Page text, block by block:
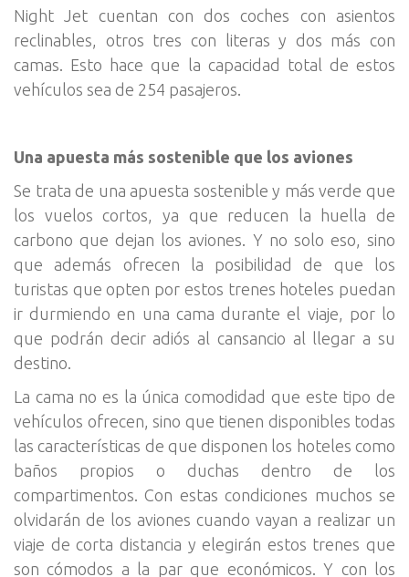
Night Jet cuentan con dos coches con asientos
reclinables, otros tres con literas y dos más con
camas. Esto hace que la capacidad total de estos
vehículos sea de 254 pasajeros.
Una apuesta más sostenible que los aviones
Se trata de una apuesta sostenible y más verde que
los vuelos cortos, ya que reducen la huella de
carbono que dejan los aviones. Y no solo eso, sino
que además ofrecen la posibilidad de que los
turistas que opten por estos trenes hoteles puedan
ir durmiendo en una cama durante el viaje, por lo
que podrán decir adiós al cansancio al llegar a su
destino.
La cama no es la única comodidad que este tipo de
vehículos ofrecen, sino que tienen disponibles todas
las características de que disponen los hoteles como
baños propios o duchas dentro de los
compartimentos. Con estas condiciones muchos se
olvidarán de los aviones cuando vayan a realizar un
viaje de corta distancia y elegirán estos trenes que
son cómodos a la par que económicos. Y con los